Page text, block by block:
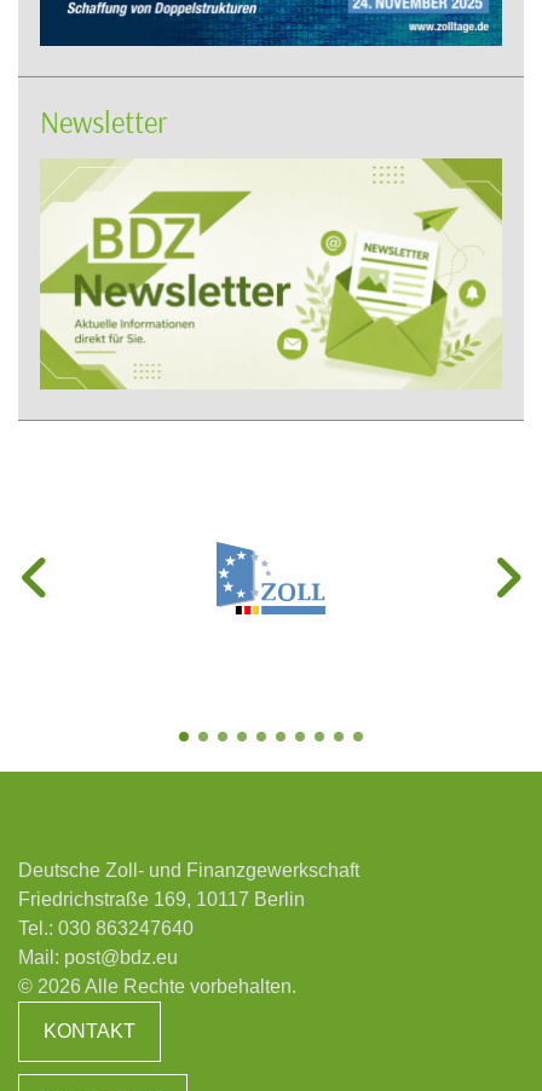
Newsletter
Deutsche Zoll- und Finanzgewerkschaft
Friedrichstraße 169, 10117 Berlin
Tel.: 030 863247640
Mail: post@bdz.eu
© 2026 Alle Rechte vorbehalten.
KONTAKT